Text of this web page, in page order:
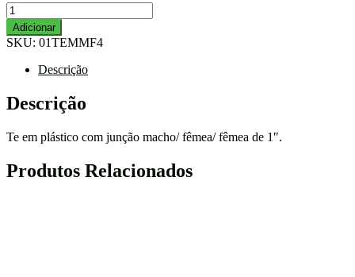
Quantidade
de
TE
JUNCAO
M/F/F
Adicionar
SKU: 01TEMMF4
Descrição
Descrição
Te em plástico com junção macho/ fêmea/ fêmea de 1″.
Produtos Relacionados